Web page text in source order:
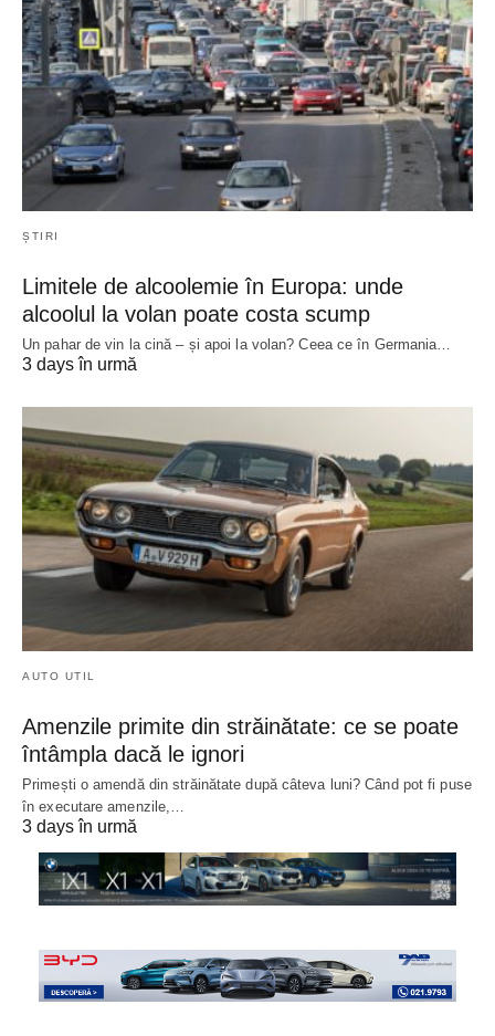
ȘTIRI
Limitele de alcoolemie în Europa: unde
alcoolul la volan poate costa scump
Un pahar de vin la cină – și apoi la volan? Ceea ce în Germania…
3 days în urmă
AUTO UTIL
Amenzile primite din străinătate: ce se poate
întâmpla dacă le ignori
Primești o amendă din străinătate după câteva luni? Când pot fi puse
în executare amenzile,…
3 days în urmă